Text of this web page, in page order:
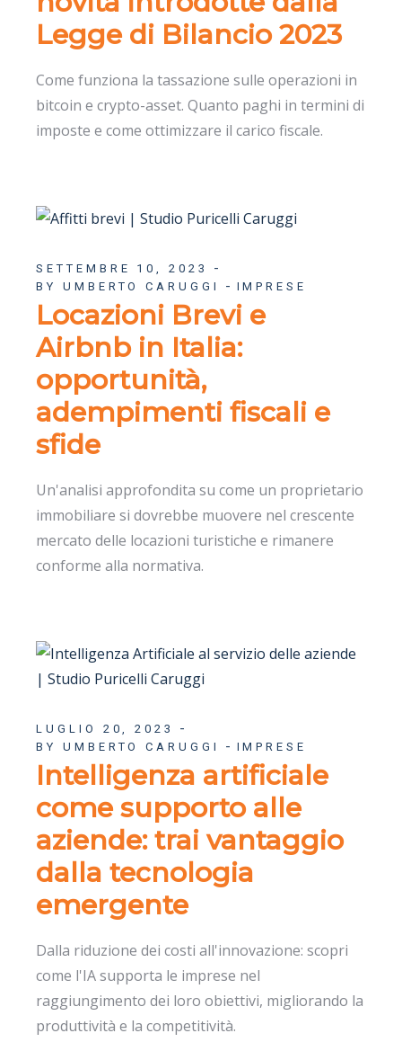
Legge di Bilancio 2023
Come funziona la tassazione sulle operazioni in
bitcoin e crypto-asset. Quanto paghi in termini di
imposte e come ottimizzare il carico fiscale.
SETTEMBRE 10, 2023
BY UMBERTO CARUGGI
IMPRESE
Locazioni Brevi e
Airbnb in Italia:
opportunità,
adempimenti fiscali e
sfide
Un'analisi approfondita su come un proprietario
immobiliare si dovrebbe muovere nel crescente
mercato delle locazioni turistiche e rimanere
conforme alla normativa.
LUGLIO 20, 2023
BY UMBERTO CARUGGI
IMPRESE
Intelligenza artificiale
come supporto alle
aziende: trai vantaggio
dalla tecnologia
emergente
Dalla riduzione dei costi all'innovazione: scopri
come l'IA supporta le imprese nel
raggiungimento dei loro obiettivi, migliorando la
produttività e la competitività.